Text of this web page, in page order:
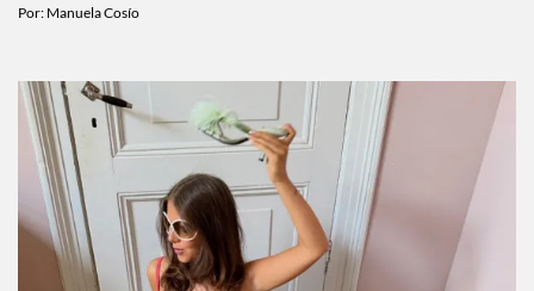
Por: Manuela Cosío